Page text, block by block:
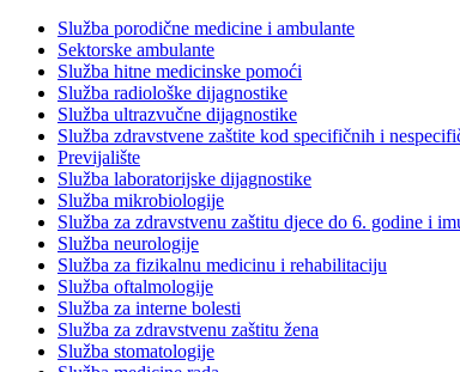
Služba porodične medicine i ambulante
Sektorske ambulante
Služba hitne medicinske pomoći
Služba radiološke dijagnostike
Služba ultrazvučne dijagnostike
Služba zdravstvene zaštite kod specifičnih i
Previjalište
Služba laboratorijske dijagnostike
Služba mikrobiologije
Služba za zdravstvenu zaštitu djece do 6. godine i
Služba neurologije
Služba za fizikalnu medicinu i rehabilitaciju
Služba oftalmologije
Služba za interne bolesti
Služba za zdravstvenu zaštitu žena
Služba stomatologije